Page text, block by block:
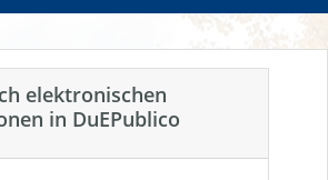
elektronischen
in DuEPublico